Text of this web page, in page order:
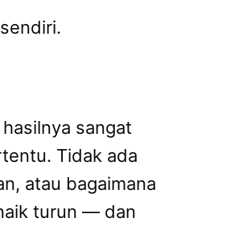
sangat
Tidak ada
atau bagaimana
turun — dan